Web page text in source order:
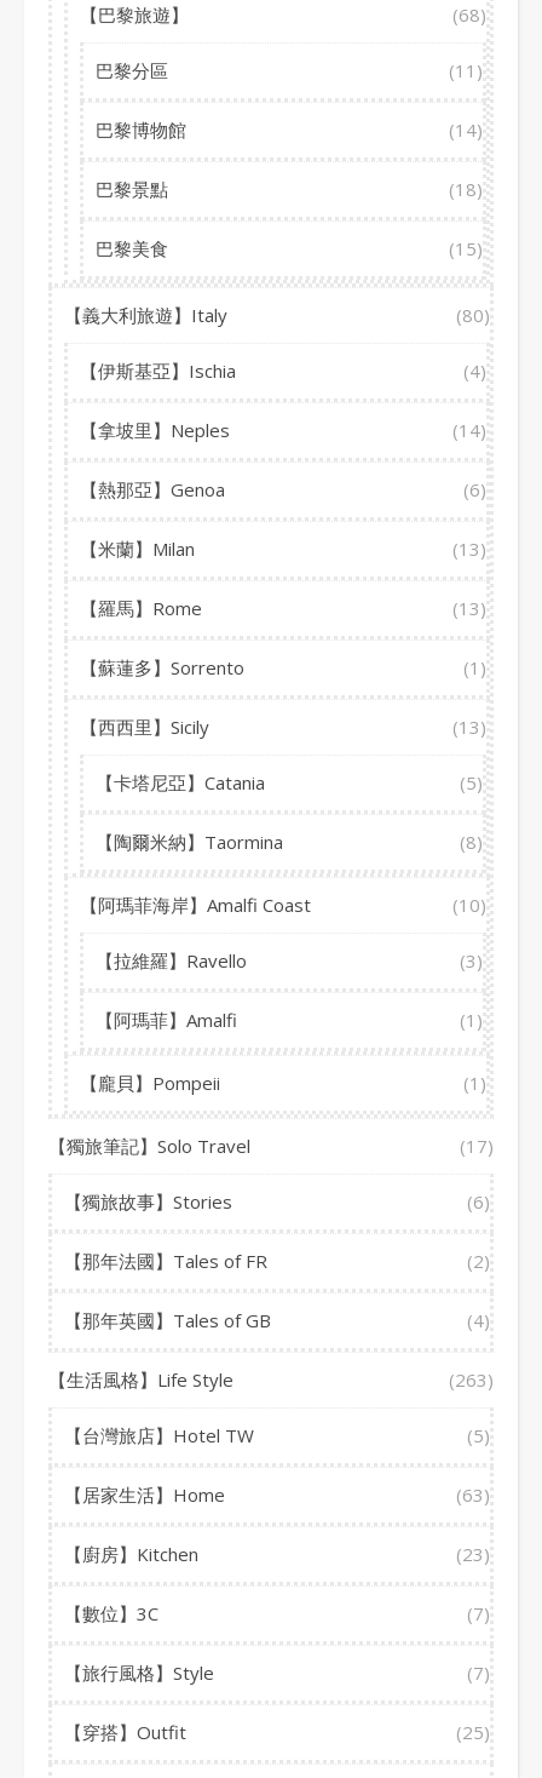
【巴黎旅遊】 (68)
巴黎分區 (11)
巴黎博物館 (14)
巴黎景點 (18)
巴黎美食 (15)
【義大利旅遊】Italy (80)
【伊斯基亞】Ischia (4)
【拿坡里】Neples (14)
【熱那亞】Genoa (6)
【米蘭】Milan (13)
【羅馬】Rome (13)
【蘇蓮多】Sorrento (1)
【西西里】Sicily (13)
【卡塔尼亞】Catania (5)
【陶爾米納】Taormina (8)
【阿瑪菲海岸】Amalfi Coast (10)
【拉維羅】Ravello (3)
【阿瑪菲】Amalfi (1)
【龐貝】Pompeii (1)
【獨旅筆記】Solo Travel (17)
【獨旅故事】Stories (6)
【那年法國】Tales of FR (2)
【那年英國】Tales of GB (4)
【生活風格】Life Style (263)
【台灣旅店】Hotel TW (5)
【居家生活】Home (63)
【廚房】Kitchen (23)
【數位】3C (7)
【旅行風格】Style (7)
【穿搭】Outfit (25)